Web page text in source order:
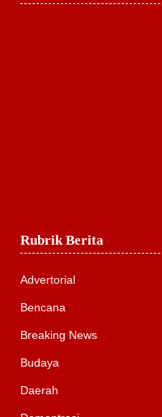
Rubrik Berita
Advertorial
Bencana
Breaking News
Budaya
Daerah